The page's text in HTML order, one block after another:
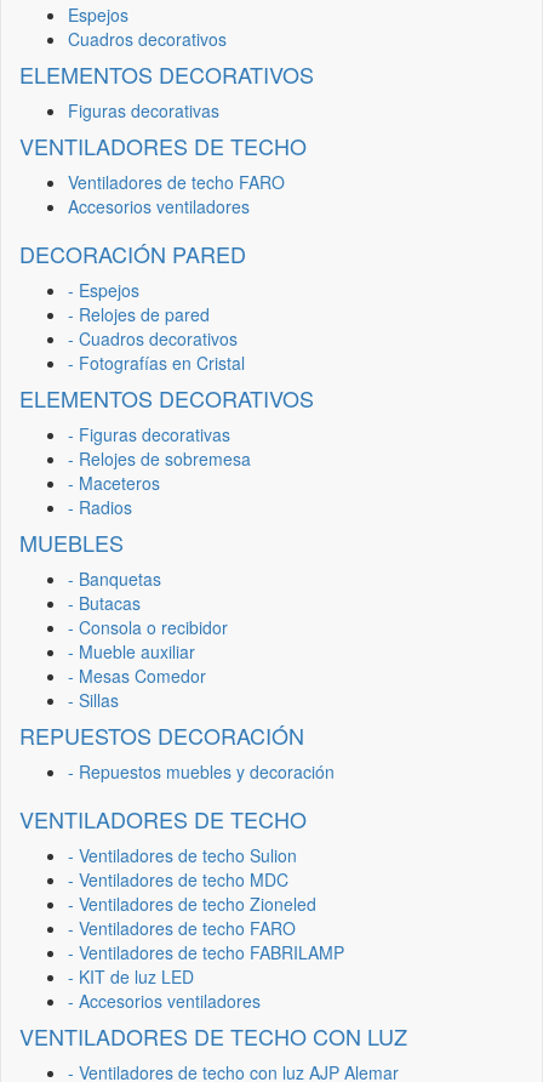
Espejos
Cuadros decorativos
ELEMENTOS DECORATIVOS
Figuras decorativas
VENTILADORES DE TECHO
Ventiladores de techo FARO
Accesorios ventiladores
DECORACIÓN PARED
- Espejos
- Relojes de pared
- Cuadros decorativos
- Fotografías en Cristal
ELEMENTOS DECORATIVOS
- Figuras decorativas
- Relojes de sobremesa
- Maceteros
- Radios
MUEBLES
- Banquetas
- Butacas
- Consola o recibidor
- Mueble auxiliar
- Mesas Comedor
- Sillas
REPUESTOS DECORACIÓN
- Repuestos muebles y decoración
VENTILADORES DE TECHO
- Ventiladores de techo Sulion
- Ventiladores de techo MDC
- Ventiladores de techo Zioneled
- Ventiladores de techo FARO
- Ventiladores de techo FABRILAMP
- KIT de luz LED
- Accesorios ventiladores
VENTILADORES DE TECHO CON LUZ
- Ventiladores de techo con luz AJP Alemar